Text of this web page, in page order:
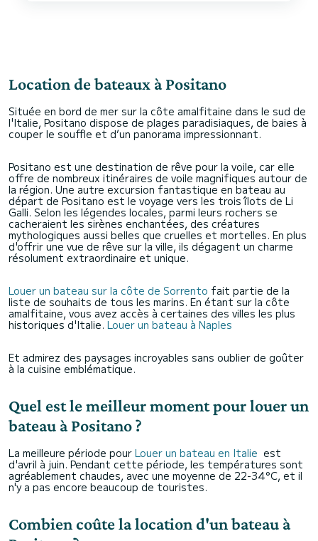
Location de bateaux à Positano
Située en bord de mer sur la côte amalfitaine dans le sud de
l'Italie, Positano dispose de plages paradisiaques, de baies à
couper le souffle et d’un panorama impressionnant.
Positano est une destination de rêve pour la voile, car elle
offre de nombreux itinéraires de voile magnifiques autour de
la région. Une autre excursion fantastique en bateau au
départ de Positano est le voyage vers les trois îlots de Li
Galli. Selon les légendes locales, parmi leurs rochers se
cacheraient les sirènes enchantées, des créatures
mythologiques aussi belles que cruelles et mortelles. En plus
d'offrir une vue de rêve sur la ville, ils dégagent un charme
résolument extraordinaire et unique.
Louer un bateau sur la côte de Sorrento fait partie de la
liste de souhaits de tous les marins. En étant sur la côte
amalfitaine, vous avez accès à certaines des villes les plus
historiques d'Italie. Louer un bateau à Naples
Et admirez des paysages incroyables sans oublier de goûter
à la cuisine emblématique.
Quel est le meilleur moment pour louer un
bateau à Positano ?
La meilleure période pour Louer un bateau en Italie est
d'avril à juin. Pendant cette période, les températures sont
agréablement chaudes, avec une moyenne de 22-34°C, et il
n'y a pas encore beaucoup de touristes.
Combien coûte la location d'un bateau à